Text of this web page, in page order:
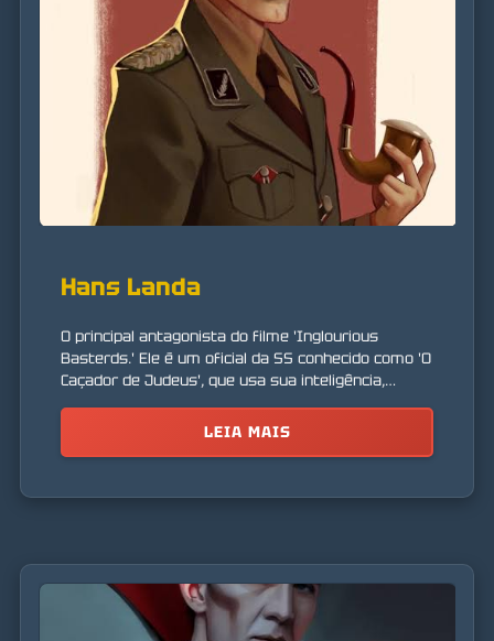
Hans Landa
O principal antagonista do filme 'Inglourious
Basterds.' Ele é um oficial da SS conhecido como 'O
Caçador de Judeus', que usa sua inteligência,
LEIA MAIS